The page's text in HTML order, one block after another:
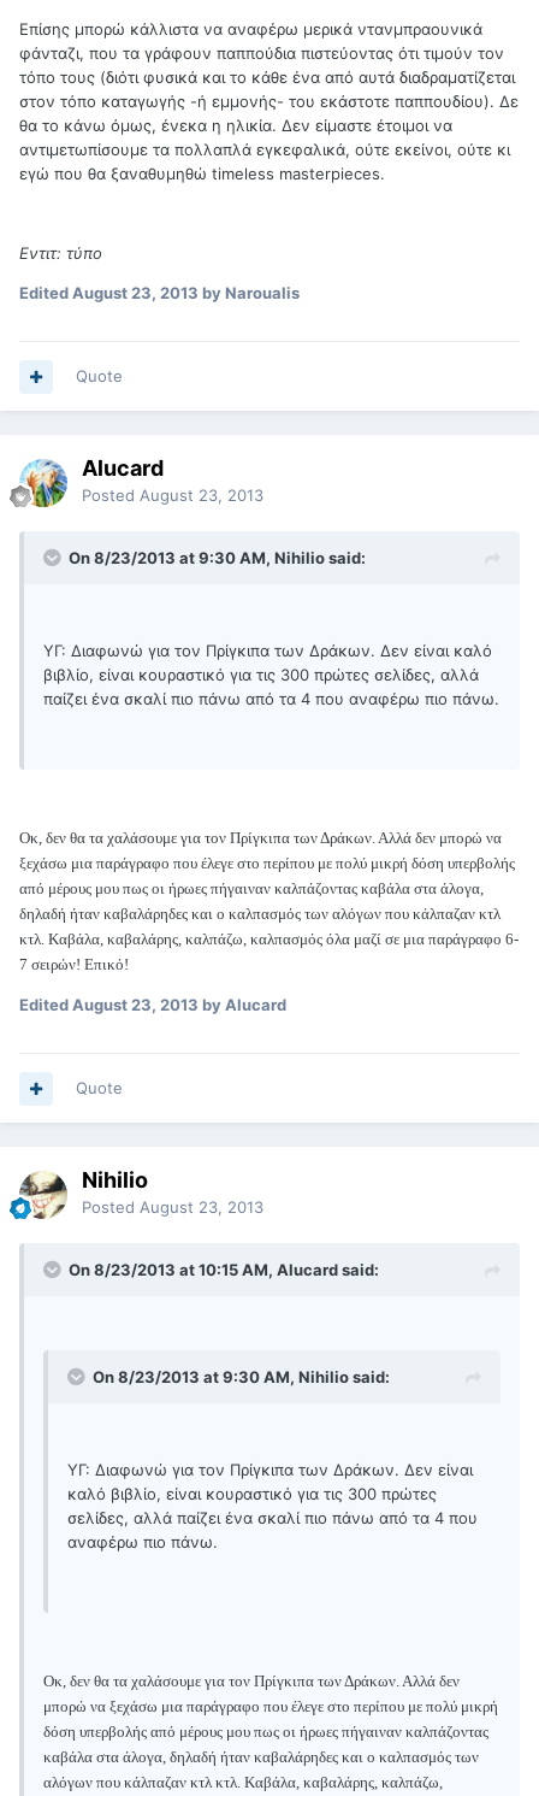
Επίσης μπορώ κάλλιστα να αναφέρω μερικά ντανμπραουνικά
φάνταζι, που τα γράφουν παππούδια πιστεύοντας ότι τιμούν τον
τόπο τους (διότι φυσικά και το κάθε ένα από αυτά διαδραματίζεται
στον τόπο καταγωγής -ή εμμονής- του εκάστοτε παππουδίου). Δε
θα το κάνω όμως, ένεκα η ηλικία. Δεν είμαστε έτοιμοι να
αντιμετωπίσουμε τα πολλαπλά εγκεφαλικά, ούτε εκείνοι, ούτε κι
εγώ που θα ξαναθυμηθώ timeless masterpieces.
Εντιτ: τύπο
EditedAugust 23, 2013 by Naroualis
Quote
Alucard
Posted August 23, 2013
On 8/23/2013 at 9:30 AM, Nihilio said:
ΥΓ: Διαφωνώ για τον Πρίγκιπα των Δράκων. Δεν είναι καλό
βιβλίο, είναι κουραστικό για τις 300 πρώτες σελίδες, αλλά
παίζει ένα σκαλί πιο πάνω από τα 4 που αναφέρω πιο πάνω.
Οκ, δεν θα τα χαλάσουμε για τον Πρίγκιπα των Δράκων. Αλλά δεν μπορώ να
ξεχάσω μια παράγραφο που έλεγε στο περίπου με πολύ μικρή δόση υπερβολής
από μέρους μου πως οι ήρωες πήγαιναν καλπάζοντας καβάλα στα άλογα,
δηλαδή ήταν καβαλάρηδες και ο καλπασμός των αλόγων που κάλπαζαν κτλ
κτλ. Καβάλα, καβαλάρης, καλπάζω, καλπασμός όλα μαζί σε μια παράγραφο 6-
7 σειρών! Επικό!
EditedAugust 23, 2013 by Alucard
Quote
Nihilio
Posted August 23, 2013
On 8/23/2013 at 10:15 AM, Alucard said:
On 8/23/2013 at 9:30 AM, Nihilio said:
ΥΓ: Διαφωνώ για τον Πρίγκιπα των Δράκων. Δεν είναι
καλό βιβλίο, είναι κουραστικό για τις 300 πρώτες
σελίδες, αλλά παίζει ένα σκαλί πιο πάνω από τα 4 που
αναφέρω πιο πάνω.
Οκ, δεν θα τα χαλάσουμε για τον Πρίγκιπα των Δράκων. Αλλά δεν
μπορώ να ξεχάσω μια παράγραφο που έλεγε στο περίπου με πολύ μικρή
δόση υπερβολής από μέρους μου πως οι ήρωες πήγαιναν καλπάζοντας
καβάλα στα άλογα, δηλαδή ήταν καβαλάρηδες και ο καλπασμός των
αλόγων που κάλπαζαν κτλ κτλ. Καβάλα, καβαλάρης, καλπάζω,